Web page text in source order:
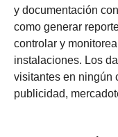
y documentación
como generar
controlar y
instalaciones. Los
visitantes en ningún
publicidad,